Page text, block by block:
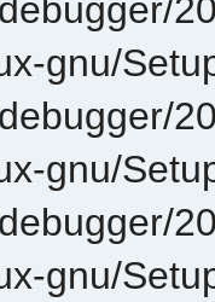
gnu/
gnu/
gnu/